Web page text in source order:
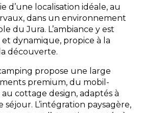
d’une localisation idéale, au
dans un environnement
du Jura. L’ambiance y est
et dynamique, propice à la
découverte.
propose une large
premium, du mobil-
cottage design, adaptés à
séjour. L’intégration paysagère,